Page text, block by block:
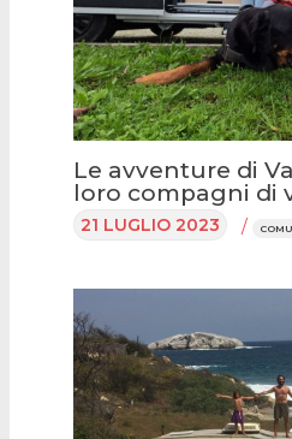
Le avventure di
loro compagni di
21 LUGLIO 2023 /